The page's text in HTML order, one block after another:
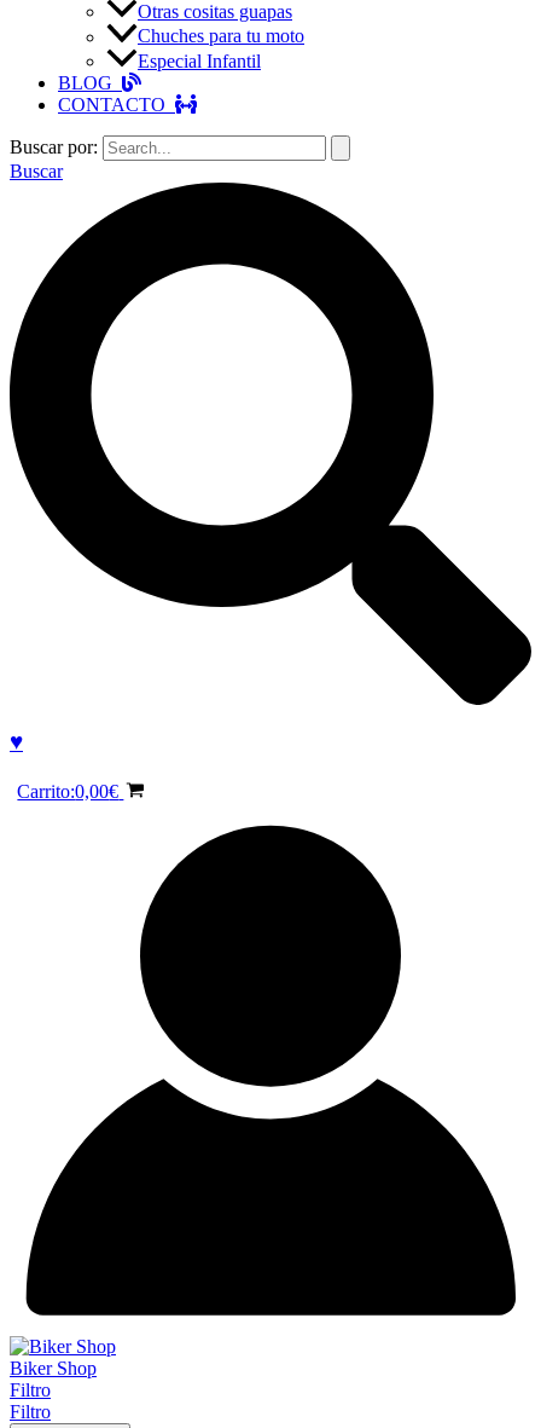
Otras cositas guapas
Chuches para tu moto
Especial Infantil
BLOG
CONTACTO
Buscar por:
Buscar
♥
Carrito:0,00€
Biker Shop
Filtro
Filtro